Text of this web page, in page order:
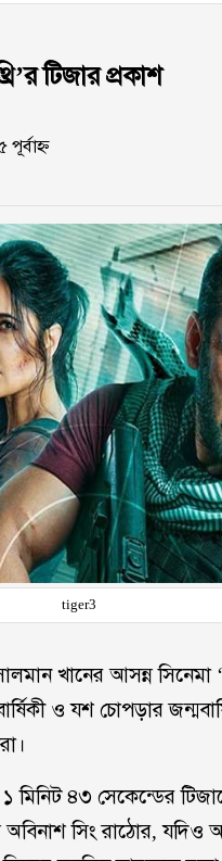
টিজার প্রকাশ
tiger3
খানের আসন্ন সিনেমা
ও যশ চোপড়ার
১ মিনিট ৪৩ সেকেন্ডের
অবিনাশ সিং রাঠোর, যদিও